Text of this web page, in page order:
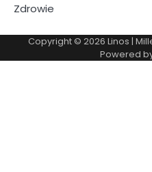
Zdrowie
Copyright © 2026 Linos |
Powered